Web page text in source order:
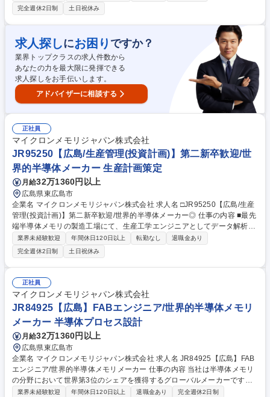
ご経験に合わせて以下の業務をお任せ致します。 【詳細】生産工学エンジ
ニア：■データ解析を通じて生産性を高めるための改善提案や生産計画の
立案をご担当いただきます。 ■様々なデータを分析し、より高い生産性を
実現できる設備投資等の投資戦略立案や、生産計画の企画を担います。 ■
最先端半導体メモリの製造において生産性向上の役割を担う本業務は、当
社の中でも重要な役割を担う業務になります。 募集職種 □JR95250【広
島/生産管理】業界未経験可/第二新卒歓迎/世界的半導体メーカー
完全週休2日制
土日祝休み
求人探しにお困り ですか？
業界トップクラスの求人件数から
あなたの力を最大限に発揮できる
求人探しをお手伝いします。
アドバイザーに相談する
正社員
マイクロンメモリジャパン株式会社
JR95250【広島/生産管理(投資計画)】第二新卒歓迎/世
界的半導体メーカー 生産計画策定
月給32万1360円以上
広島県東広島市
企業名 マイクロンメモリジャパン株式会社 求人名 □JR95250【広島/生産
管理(投資計画)】第二新卒歓迎/世界的半導体メーカー◎ 仕事の内容 ■最先
端半導体メモリの製造工場にて、生産工学エンジニアとしてデータ解析を
通じた生産性の向上、設備投資戦略の立案、および中長期的な生産計画の
企画・シミュレーションなどをお任せします。 【詳細】生産工学エンジニ
ア：■データ解析を通じて生産性を高めるための改善提案や生産計画の立
案をご担当いただきます。 ■様々なデータを分析し、より高い生産性を実
現できる設備投資等の投資戦略立案や、生産計画の企画を担います。 ■最
先端半導体メモリの製造において生産性向上の役割を担う本業務は、当社
の中でも重要な役割を担う業務になります。 募集職種 □JR95250【広島/
生産管理(投資計画)】第二新卒歓迎/世界的半導体メーカー◎
業界未経験歓迎 年間休日120日以上 転勤なし
退職金あり
完全週休2日制
土日祝休み
正社員
マイクロンメモリジャパン株式会社
JR84925【広島】FABエンジニア/世界的半導体メモリ
メーカー 半導体プロセス設計
月給32万1360円以上
広島県東広島市
企業名 マイクロンメモリジャパン株式会社 求人名 JR84925【広島】FAB
エンジニア/世界的半導体メモリメーカー 仕事の内容 当社は半導体メモリ
の分野において世界第3位のシェアを獲得するグローバルメーカーです。
今回は、そんな当社のFABエンジニアとして、下記の業務をお任せ致しま
業界未経験歓迎 年間休日120日以上 退職金あり
完全週休2日制